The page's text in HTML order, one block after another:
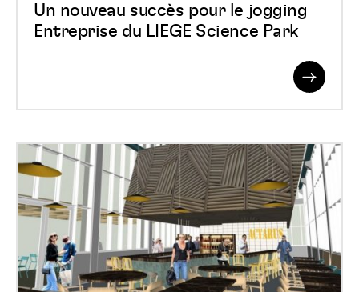
Langue :
Un nouveau succès pour le jogging
Entreprise du LIEGE Science Park
Science
Park
Read
Pavillon
au
Val
benoit
le